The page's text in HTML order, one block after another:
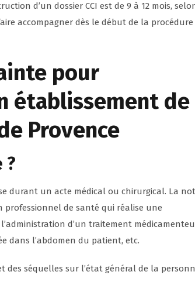
d’un dossier CCI est de 9 à 12 mois,
accompagner dès le début de la
pour
établissement de
Provence
?
durant un acte médical ou chirurgical. La
professionnel de santé qui réalise une
d’un traitement
dans l’abdomen du patient, etc.
des séquelles sur l’état général de la